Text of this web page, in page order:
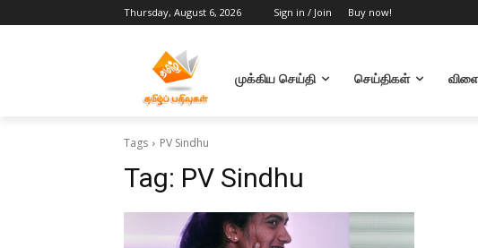
Thursday, August 6, 2026 Sign in / Join Buy now!
முக்கிய செய்தி செய்திகள்
Tags PV Sindhu
Tag: PV Sindhu